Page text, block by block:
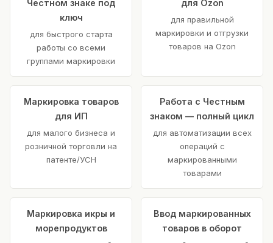
Честном знаке под
ключ
для быстрого старта
работы со всеми
группами маркировки
для Ozon
для правильной
маркировки и отгрузки
товаров на Ozon
Маркировка товаров
для ИП
для малого бизнеса и
розничной торговли на
патенте/УСН
Работа с Честным
знаком — полный цикл
для автоматизации всех
операций с
маркированными
товарами
Маркировка икры и
морепродуктов
Ввод маркированных
товаров в оборот